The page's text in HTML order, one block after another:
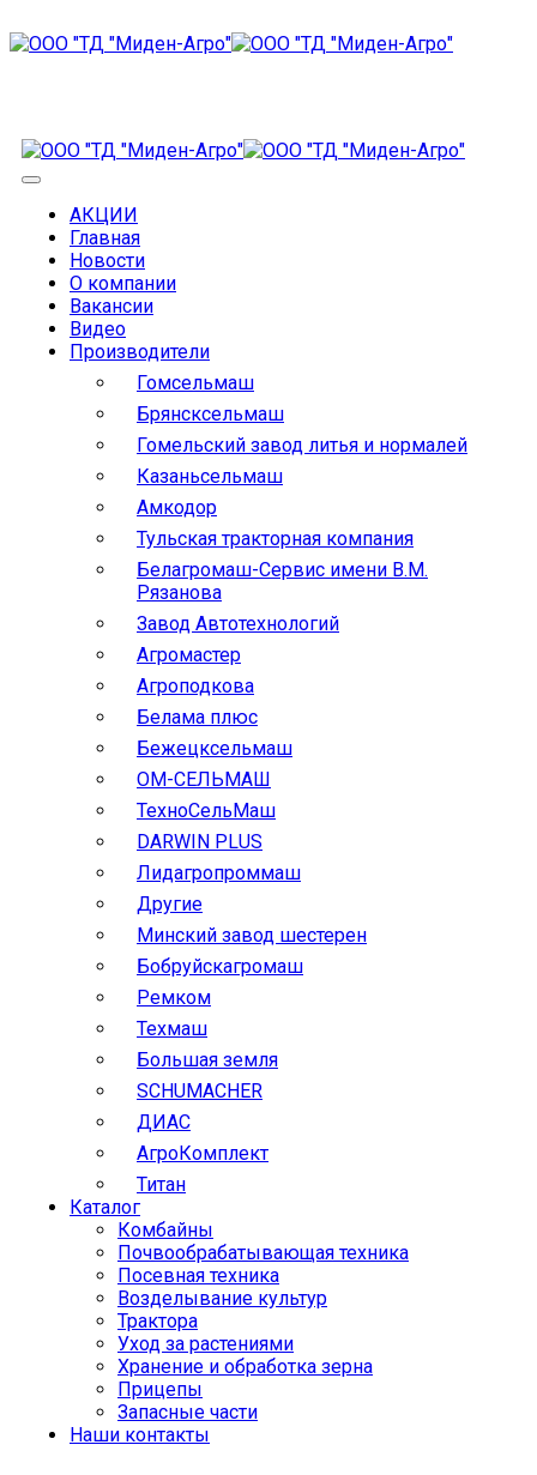
АКЦИИ
Главная
Новости
О компании
Вакансии
Видео
Производители
Гомсельмаш
Брянсксельмаш
Гомельский завод литья и нормалей
Казаньсельмаш
Амкодор
Тульская тракторная компания
Белагромаш-Сервис имени В.М.
Рязанова
Завод Автотехнологий
Агромастер
Агроподкова
Белама плюс
Бежецксельмаш
ОМ-СЕЛЬМАШ
ТехноСельМаш
DARWIN PLUS
Лидагропроммаш
Другие
Минский завод шестерен
Бобруйскагромаш
Ремком
Техмаш
Большая земля
SCHUMACHER
ДИАС
АгроКомплект
Титан
Каталог
Комбайны
Почвообрабатывающая техника
Посевная техника
Возделывание культур
Трактора
Уход за растениями
Хранение и обработка зерна
Прицепы
Запасные части
Наши контакты